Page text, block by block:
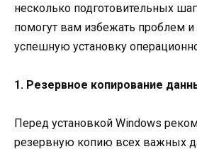
несколько подготовительных
помогут вам избежать проблем и
успешную установку
1. Резервное копирование
Перед установкой Windows
резервную копию всех важных